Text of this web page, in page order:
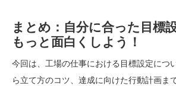
まとめ：自分に合った目標
もっと面白くしよう！
今回は、工場の仕事における目標設定につ
ら立て方のコツ、達成に向けた行動計画ま